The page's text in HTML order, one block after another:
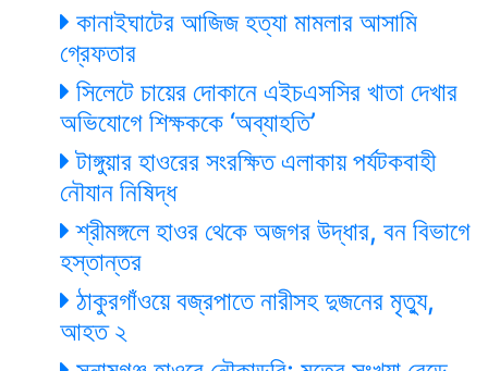
কানাইঘাটের আজিজ হত্যা মামলার আসামি
গ্রেফতার
সিলেটে চায়ের দোকানে এইচএসসির খাতা দেখার
অভিযোগে শিক্ষককে ‘অব্যাহতি’
টাঙ্গুয়ার হাওরের সংরক্ষিত এলাকায় পর্যটকবাহী
নৌযান নিষিদ্ধ
শ্রীমঙ্গলে হাওর থেকে অজগর উদ্ধার, বন বিভাগে
হস্তান্তর
ঠাকুরগাঁওয়ে বজ্রপাতে নারীসহ দুজনের মৃত্যু,
আহত ২